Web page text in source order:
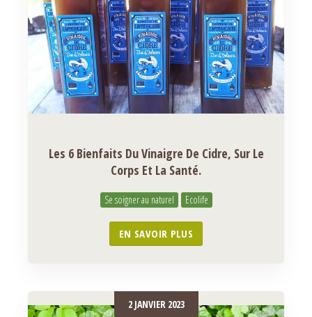
Les 6 Bienfaits Du Vinaigre De Cidre, Sur Le
Corps Et La Santé.
Se soigner au naturel Ecolife
EN SAVOIR PLUS
2 JANVIER 2023